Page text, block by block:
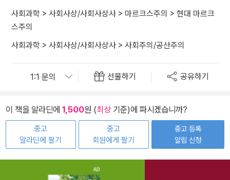
사회과학 > 사회사상/사회사상사 > 마르크스주의 > 현대 마르크
스주의
사회과학 > 사회사상/사회사상사 > 사회주의/공산주의
선물하기 공유하기
이 책을 알라딘에 1,500원 (최상기준)에 파시겠습니까?
중고
알라딘에 팔기
중고
회원에게 팔기
중고 등록
알림 신청